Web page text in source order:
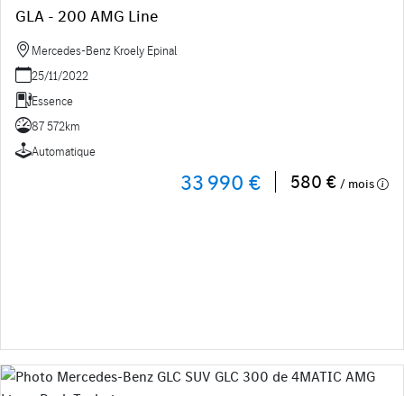
GLA - 200 AMG Line
Mercedes-Benz Kroely Epinal
25/11/2022
Essence
87 572km
Automatique
33 990 € 580 € / mois